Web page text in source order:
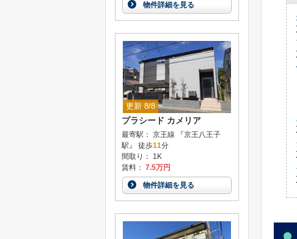
物件詳細を見る
更新 8/8
プラシード カメリア
最寄駅： 京王線 『京王八王子
駅』 徒歩11分
間取り： 1K
賃料： 7.5万円
物件詳細を見る